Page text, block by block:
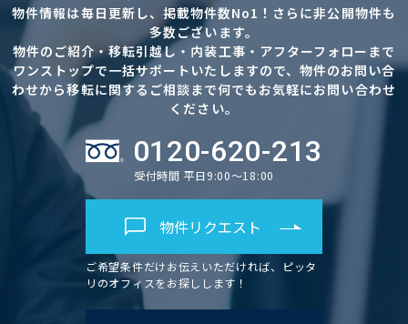
物件情報は毎日更新し、掲載物件数No1！さらに非公開物件も
多数ございます。
物件のご紹介・移転引越し・内装工事・アフターフォローまで
ワンストップで一括サポートいたしますので、物件のお問い合
わせから移転に関するご相談まで何でもお気軽にお問い合わせ
ください。
0120-620-213
受付時間 平日9:00～18:00
物件リクエスト
ご希望条件だけお伝えいただければ、ピッタ
リのオフィスをお探しします！